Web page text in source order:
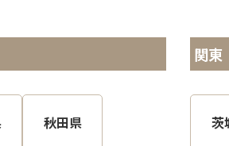
秋田県
関東
茨